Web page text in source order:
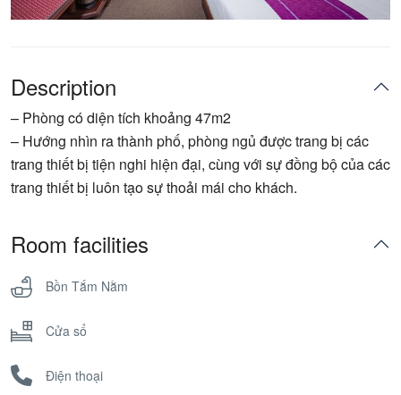
Description
– Phòng có diện tích khoảng 47m2
– Hướng nhìn ra thành phố, phòng ngủ được trang bị các
trang thiết bị tiện nghi hiện đại, cùng với sự đồng bộ của các
trang thiết bị luôn tạo sự thoải mái cho khách.
Room facilities
Bồn Tắm Nằm
Cửa sổ
Điện thoại